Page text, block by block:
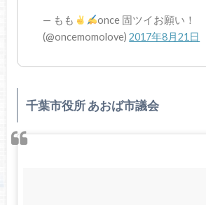
— もも
once 固ツイお願い！
(@oncemomolove)2017年8月21日
千葉市役所 あおば市議会